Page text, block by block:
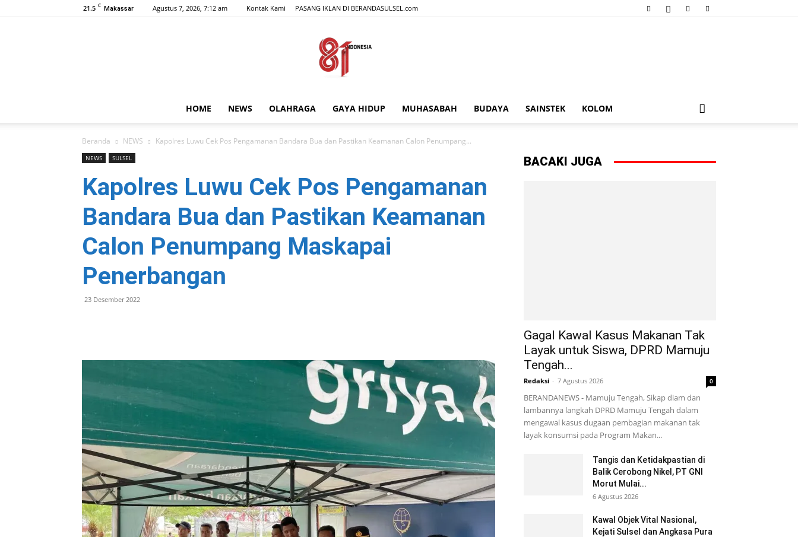
21.5 C Makassar Agustus 7, 2026, 7:12 am Kontak Kami PASANG IKLAN DI BERANDASULSEL.com
HOME NEWS OLAHRAGA GAYA HIDUP MUHASABAH BUDAYA SAINSTEK KOLOM
Beranda NEWS Kapolres Luwu Cek Pos Pengamanan Bandara Bua dan Pastikan Keamanan Calon Penumpang...
NEWS SULSEL
Kapolres Luwu Cek Pos Pengamanan
Bandara Bua dan Pastikan Keamanan
Calon Penumpang Maskapai
Penerbangan
23 Desember 2022
BACAKI JUGA
Gagal Kawal Kasus Makanan Tak
Layak untuk Siswa, DPRD Mamuju
Tengah...
Redaksi - 7 Agustus 2026 0
BERANDANEWS - Mamuju Tengah, Sikap diam dan
lambannya langkah DPRD Mamuju Tengah dalam
mengawal kasus dugaan pembagian makanan tak
layak konsumsi pada Program Makan...
Tangis dan Ketidakpastian di
Balik Cerobong Nikel, PT GNI
Morut Mulai...
6 Agustus 2026
Kawal Objek Vital Nasional,
Kejati Sulsel dan Angkasa Pura